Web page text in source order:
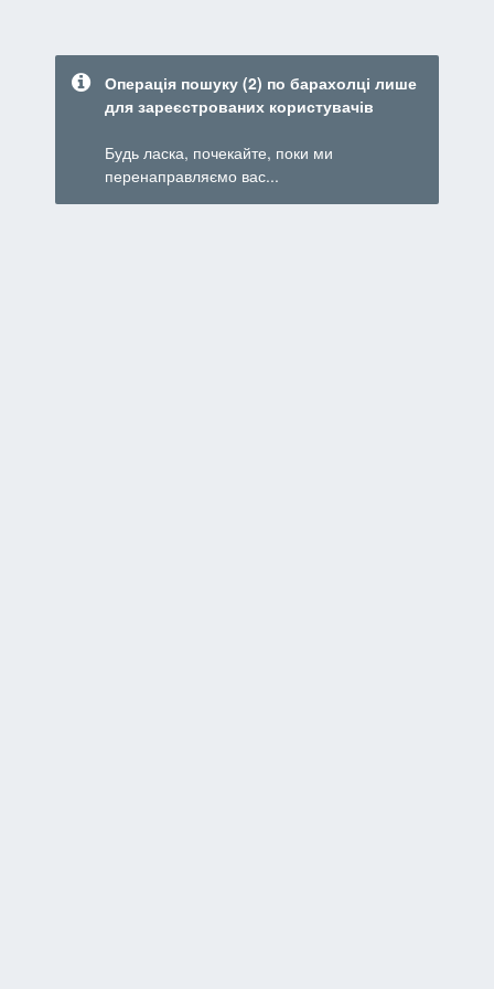
Операція пошуку (2) по барахолці лише
для зареєстрованих користувачів
Будь ласка, почекайте, поки ми
перенаправляємо вас...